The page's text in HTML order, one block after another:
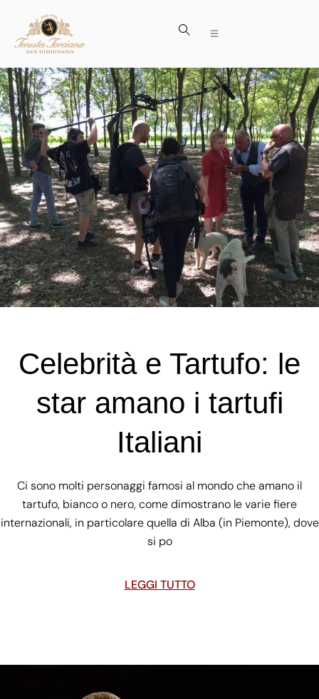
Celebrità e Tartufo: le
star amano i tartufi
Italiani
Ci sono molti personaggi famosi al mondo che amano il
tartufo, bianco o nero, come dimostrano le varie fiere
internazionali, in particolare quella di Alba (in Piemonte), dove
si po
LEGGI TUTTO